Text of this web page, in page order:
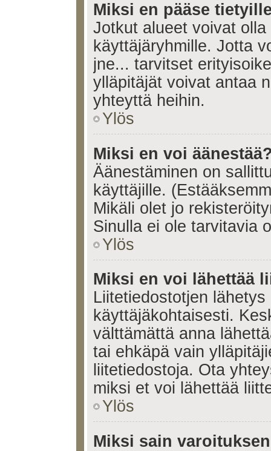
Miksi en pääse
Jotkut alueet voivat
käyttäjäryhmille. Jotta
jne... tarvitset
ylläpitäjät voivat antaa
yhteyttä heihin.
Ylös
Miksi en voi
Äänestäminen on
käyttäjille.
Mikäli olet jo
Sinulla ei ole tarvitavia
Ylös
Miksi en voi lähettää
Liitetiedostotjen
käyttäjäkohtaisesti.
välttämättä anna
tai ehkäpä vain
liitetiedostoja. Ota
miksi et voi lähettää
Ylös
Miksi sain